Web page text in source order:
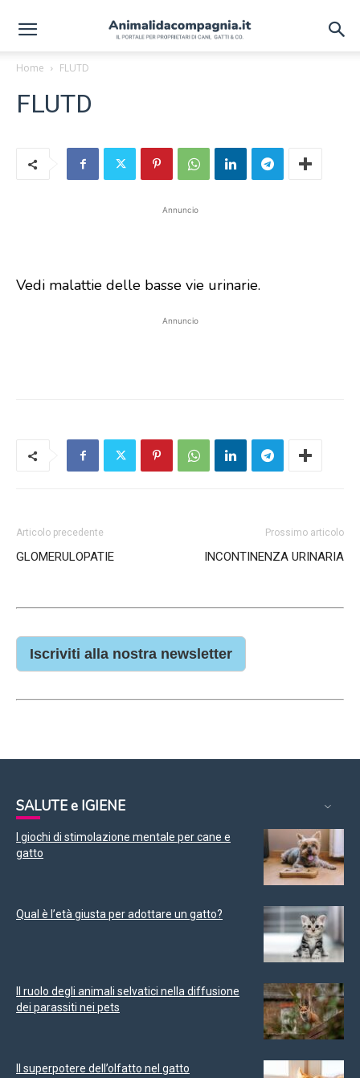
Home FLUTD
FLUTD
Annuncio
Vedi malattie delle basse vie urinarie.
Annuncio
Articolo precedente
GLOMERULOPATIE
Prossimo articolo
INCONTINENZA URINARIA
Iscriviti alla nostra newsletter
SALUTE e IGIENE
I giochi di stimolazione mentale per cane e
gatto
Qual è l’età giusta per adottare un gatto?
Il ruolo degli animali selvatici nella diffusione
dei parassiti nei pets
Il superpotere dell’olfatto nel gatto